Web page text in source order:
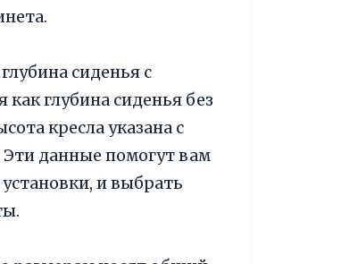
сиденья с
глубина сиденья без
кресла указана с
Эти данные помогут вам
и выбрать